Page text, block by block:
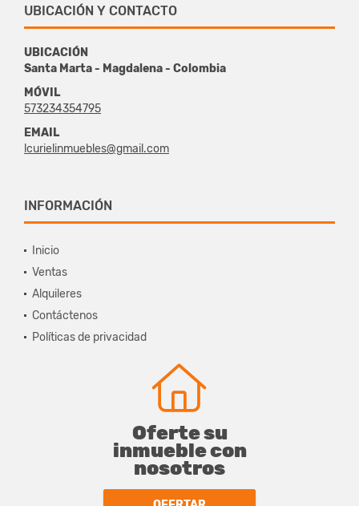
UBICACIÓN Y CONTACTO
UBICACIÓN
Santa Marta - Magdalena - Colombia
MÓVIL
573234354795
EMAIL
lcurielinmuebles@gmail.com
INFORMACIÓN
Inicio
Ventas
Alquileres
Contáctenos
Políticas de privacidad
Oferte su
inmueble con
nosotros